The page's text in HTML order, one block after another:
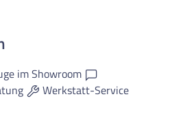
im Showroom
Werkstatt-Service